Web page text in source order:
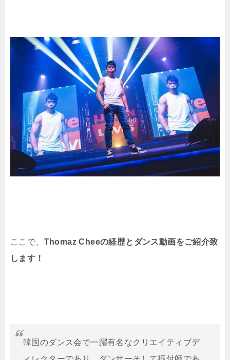
ここで、 Thomaz Cheeの経歴とダンス動画をご紹介致
します！
韓国のダンス会で一躍有名なクリエイティブデ